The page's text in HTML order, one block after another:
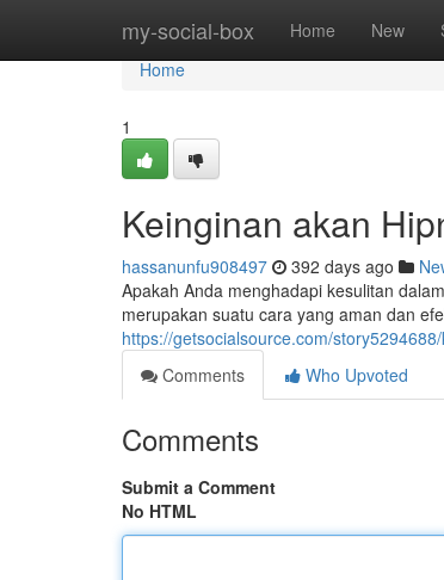
my-social-box Home New
Home
Home
1
Keinginan akan
hassanunfu908497 392 days ago
Apakah Anda menghadapi kesulitan
merupakan suatu cara yang aman dan
https://getsocialsource.com/
Comments
Who Upvoted
Comments
Submit a Comment
No HTML